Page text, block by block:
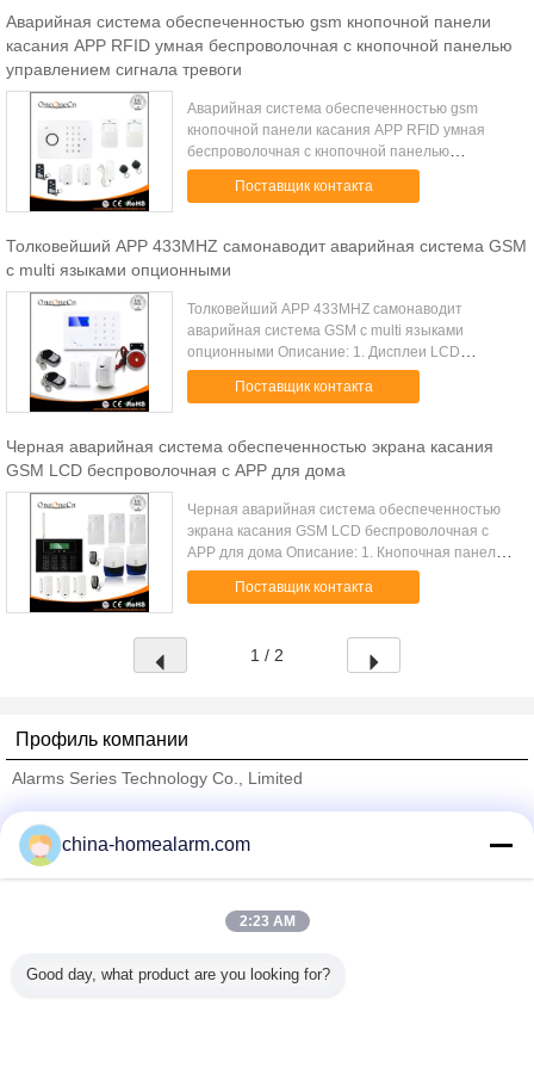
Аварийная система обеспеченностью gsm кнопочной панели
касания APP RFID умная беспроволочная с кнопочной панелью
управлением сигнала тревоги
Аварийная система обеспеченностью gsm
кнопочной панели касания APP RFID умная
беспроволочная с кнопочной панелью
управлением сигнала тревоги Описание
·Аварийные системы обеспеченностью
Поставщик контакта
Толковейший APP 433MHZ самонаводит аварийная система GSM
с multi языками опционными
Толковейший APP 433MHZ самонаводит
аварийная система GSM с multi языками
опционными Описание: 1. Дисплеи LCD
кнопочной панели касания, своя поверхность с
резиновый обрабатывать, чувствуют более
Поставщик контакта
Черная аварийная система обеспеченностью экрана касания
GSM LCD беспроволочная с APP для дома
Черная аварийная система обеспеченностью
экрана касания GSM LCD беспроволочная с
APP для дома Описание: 1. Кнопочная панель
касания, голубые backlights; голубой LCD
показывает дату, день недели, время и подгот...
Поставщик контакта
1 / 2
Профиль компании
Alarms Series Technology Co., Limited
Trust Seal
Verified Suplier
Все продукты
china-homealarm.com
2:23 AM
Good day, what product are you looking for?